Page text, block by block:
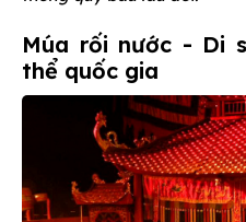
Múa rối nước - Di
thể quốc gia